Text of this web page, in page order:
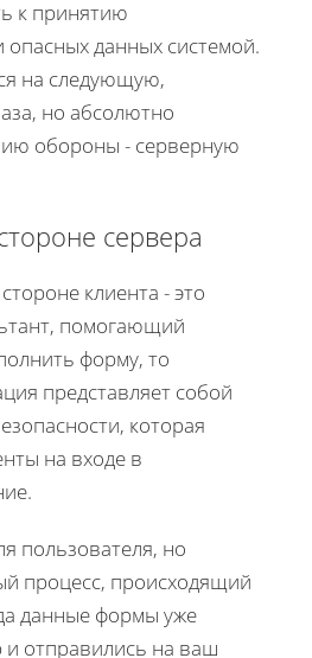
к принятию
опасных данных системой.
на следующую,
но абсолютно
обороны - серверную
сервера
клиента - это
помогающий
форму, то
представляет собой
которая
на входе в
пользователя, но
процесс, происходящий
данные формы уже
и отправились на ваш